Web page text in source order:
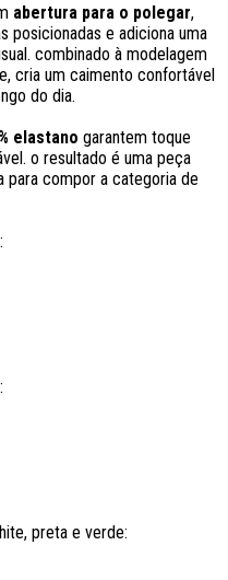
abertura para o polegar,
posicionadas e adiciona uma
combinado à modelagem
cria um caimento confortável
do dia.
elastano garantem toque
o resultado é uma peça
para compor a categoria de
preta e verde: